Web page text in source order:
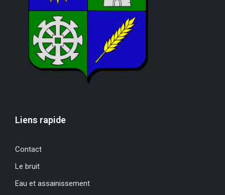
Liens rapide
Contact
Le bruit
Eau et assainissement